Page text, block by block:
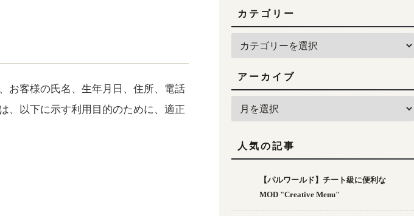
お客様の氏名、生年月日、住所、電話
、以下に示す利用目的のために、適正
カテゴリー
アーカイブ
人気の記事
【パルワールド】チート級に便利な
MOD "Creative Menu"